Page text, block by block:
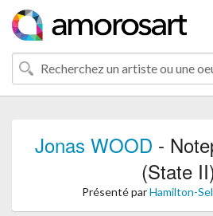
Jonas WOOD -
(State
Présenté parHamilton-